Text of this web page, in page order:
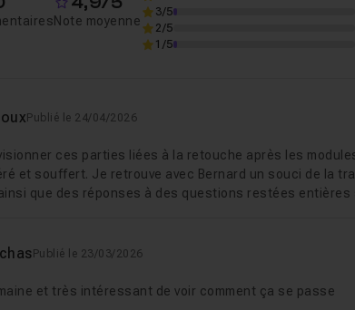
Note moyenne
3/5
2/5
1/5
Publié le 24/04/2026
ces parties liées à la retouche après les
et souffert. Je retrouve avec Bernard un souci de la
que des réponses à des questions restées entières
Publié le 23/03/2026
et très intéressant de voir comment ça se passe